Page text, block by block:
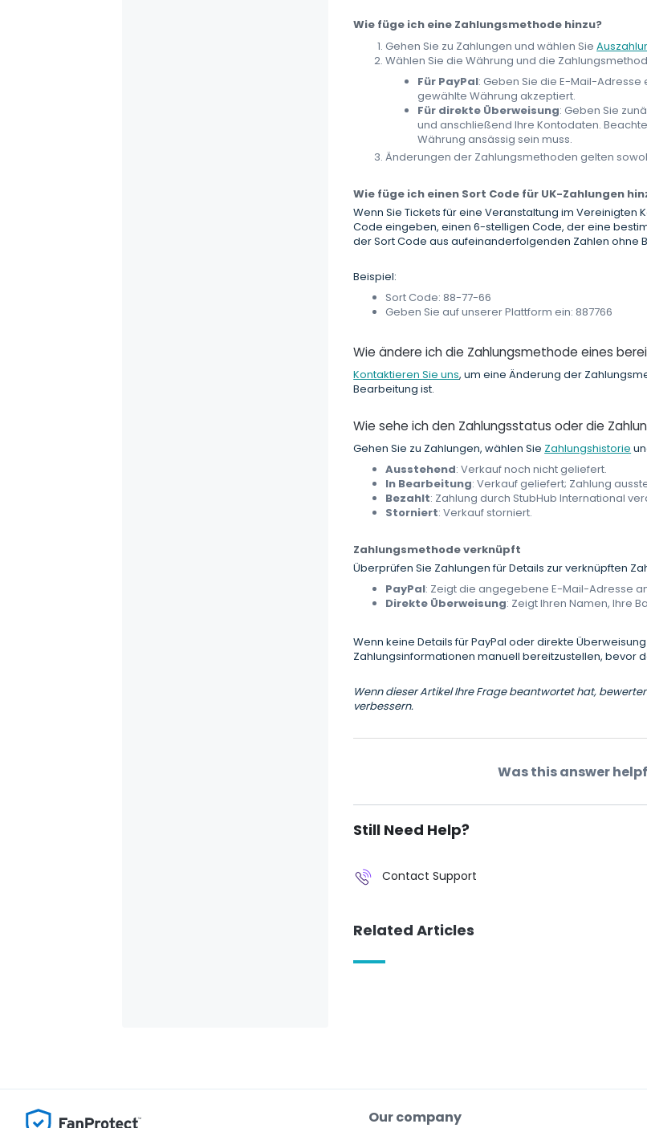
Wie füge ich eine Zahlungsmethode hinzu?
Gehen Sie zu Zahlungen und wählen Sie
Wählen Sie die Währung und die
Für PayPal: Geben Sie die E-Mail-
gewählte Währung akzeptiert.
Für direkte Überweisung: Geben Sie
und anschließend Ihre Kontodaten.
Währung ansässig sein muss.
Änderungen der Zahlungsmethoden gelten
Wie füge ich einen Sort Code für UK-Zahlungen
Wenn Sie Tickets für eine Veranstaltung im Vereinigten
Code eingeben, einen 6-stelligen Code, der eine
der Sort Code aus aufeinanderfolgenden Zahlen ohne
Beispiel:
Sort Code: 88-77-66
Geben Sie auf unserer Plattform ein: 887766
Wie ändere ich die Zahlungsmethode eines
Kontaktieren Sie uns, um eine Änderung der
Bearbeitung ist.
Wie sehe ich den Zahlungsstatus oder die
Gehen Sie zu Zahlungen, wählen Sie Zahlungshistorie
Ausstehend: Verkauf noch nicht geliefert.
In Bearbeitung: Verkauf geliefert; Zahlung
Bezahlt: Zahlung durch StubHub International
Storniert: Verkauf storniert.
Zahlungsmethode verknüpft
Überprüfen Sie Zahlungen für Details zur verknüpften
PayPal: Zeigt die angegebene E-Mail-Adresse
Direkte Überweisung: Zeigt Ihren Namen, Ihre
Wenn keine Details für PayPal oder direkte
Zahlungsinformationen manuell bereitzustellen, bevor
Wenn dieser Artikel Ihre Frage beantwortet hat,
verbessern.
Was this answer
Still Need Help?
Contact Support
Related Articles
Our company